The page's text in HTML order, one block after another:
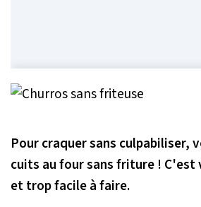
Pour craquer sans culpabiliser,
cuits au four sans friture !
et trop facile à faire.